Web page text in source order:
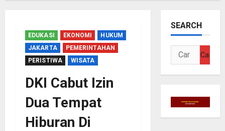
EDUKASI EKONOMI
HUKUM
JAKARTA
PEMERINTAHAN
PERISTIWA
WISATA
DKI Cabut Izin
Dua Tempat
Hiburan Di
SEARCH
Cari
untuk: